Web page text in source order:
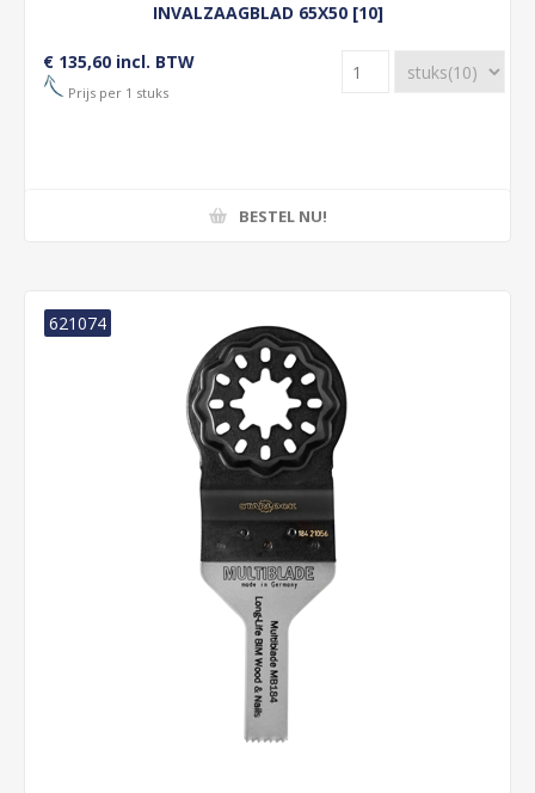
INVALZAAGBLAD 65X50 [10]
€ 135,60 incl. BTW
Prijs per 1 stuks
BESTEL NU!
621074